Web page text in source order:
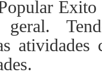
geral.